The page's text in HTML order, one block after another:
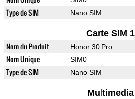
Type de SIM Nano SIM
Carte SIM 1
Nom du Produit Honor 30 Pro
Nom Unique SIM0
Type de SIM Nano SIM
Multimedia